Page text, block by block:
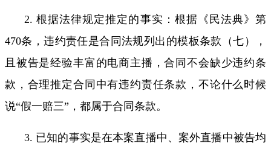
2.根据法律规定推定的事实：根据《民法典》第
470条，违约责任是合同法规列出的模板条款（七），
且被告是经验丰富的电商主播，合同不会缺少违约条
款，合理推定合同中有违约责任条款，不论什么时候
说“假一赔三” ，都属于合同条款。
3. 已知的事实是在本案直播中、案外直播中被告均